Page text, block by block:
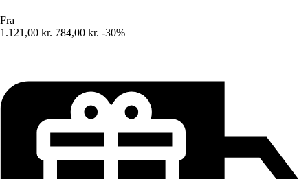
Fra
1.121,00 kr. 784,00 kr. -30%